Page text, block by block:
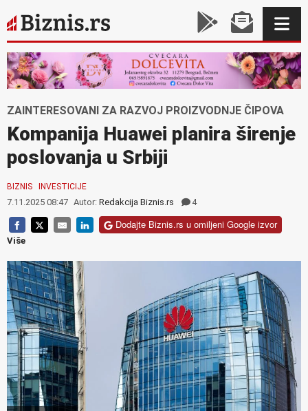
ZAINTERESOVANI ZA RAZVOJ PROIZVODNJE ČIPOVA
Kompanija Huawei planira širenje
poslovanja u Srbiji
BIZNIS INVESTICIJE
7.11.2025 08:47 Autor: Redakcija Biznis.rs 4
Dodajte Biznis.rs u omiljeni Google izvor
Više